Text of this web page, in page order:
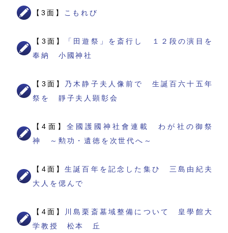
【3面】 こもれび
【3面】
「田遊祭」を斎行し １２段の演目を
奉納 小國神社
【3面】
乃木静子夫人像前で 生誕百六十五年
祭を 靜子夫人顕彰会
【4面】 全國護國神社會連載 わが社の御祭
神 ～勲功・遺徳を次世代へ～
【4面】生誕百年を記念した集ひ 三島由紀夫
大人を偲んで
【4面】
川島栗斎墓域整備について 皇學館大
学教授 松本 丘